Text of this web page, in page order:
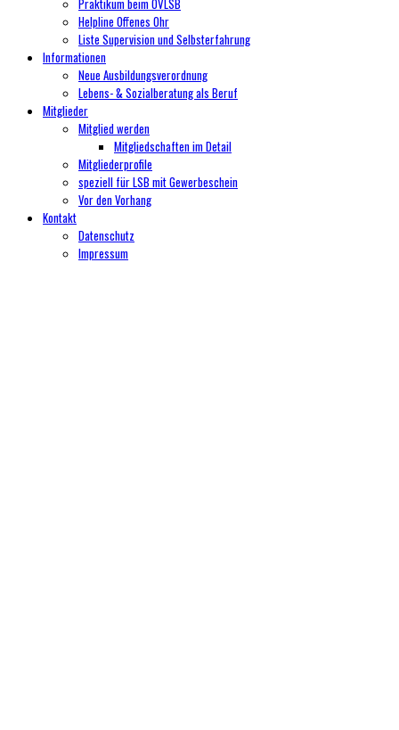
Praktikum beim ÖVLSB
Helpline Offenes Ohr
Liste Supervision und Selbsterfahrung
Informationen
Neue Ausbildungsverordnung
Lebens- & Sozialberatung als Beruf
Mitglieder
Mitglied werden
Mitgliedschaften im Detail
Mitgliederprofile
speziell für LSB mit Gewerbeschein
Vor den Vorhang
Kontakt
Datenschutz
Impressum